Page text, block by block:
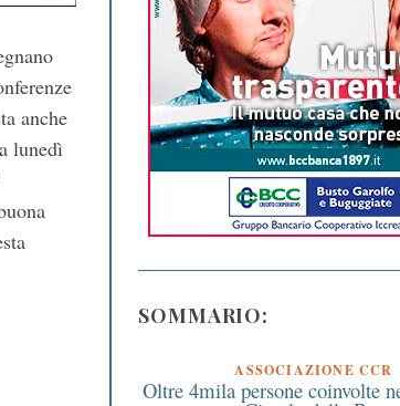
anche
lunedì
SOMMARIO:
ASSOCIAZIONE CCR
Oltre 4mila persone coinvolte